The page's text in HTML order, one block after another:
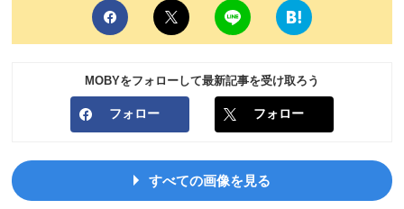
MOBYをフォローして最新記事を受け取ろう
フォロー フォロー
すべての画像を見る